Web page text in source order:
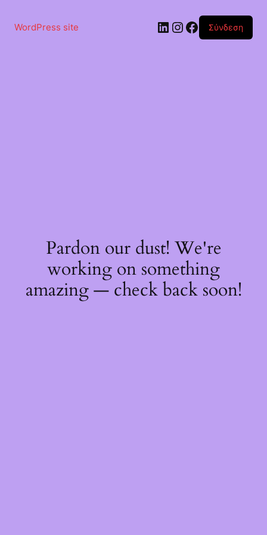
περιεχόμενο
WordPress site Linkedin
Instagram
Facebook
Σύνδεση
Pardon our dust! We're
working on something
amazing — check back soon!